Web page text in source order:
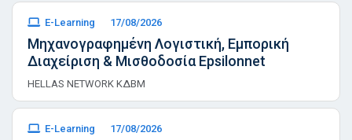
E-Learning 17/08/2026
Μηχανογραφημένη Λογιστική, Εμπορική
Διαχείριση & Μισθοδοσία Epsilonnet
HELLAS NETWORK ΚΔΒΜ
E-Learning 17/08/2026